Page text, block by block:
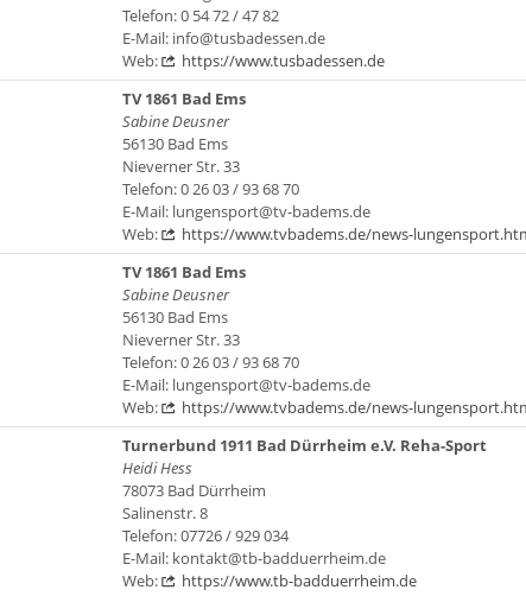
Telefon: 0 54 72 / 47 82
E-Mail: info@tusbadessen.de
Web:
https://www.tusbadessen.de
TV 1861 Bad Ems
Sabine Deusner
56130 Bad Ems
Nieverner Str. 33
Telefon: 0 26 03 / 93 68 70
E-Mail: lungensport@tv-badems.de
Web:
https://www.tvbadems.de/news-
TV 1861 Bad Ems
Sabine Deusner
56130 Bad Ems
Nieverner Str. 33
Telefon: 0 26 03 / 93 68 70
E-Mail: lungensport@tv-badems.de
Web:
https://www.tvbadems.de/news-
Turnerbund 1911 Bad Dürrheim e.V. Reha-Sport
Heidi Hess
78073 Bad Dürrheim
Salinenstr. 8
Telefon: 07726 / 929 034
E-Mail: kontakt@tb-badduerrheim.de
Web:
https://www.tb-badduerrheim.de